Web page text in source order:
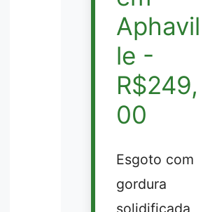
Aphavil
le -
R$249,
00
Esgoto com
gordura
solidificada